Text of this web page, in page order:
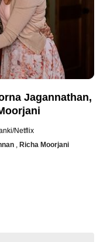
Jagannathan,
Netflix
, Richa Moorjani